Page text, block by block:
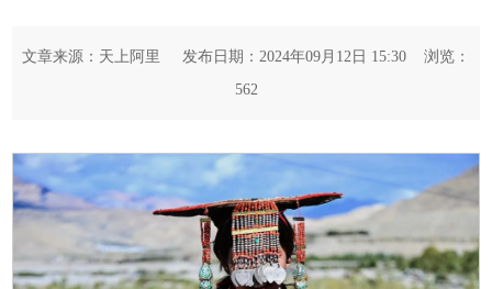
文章来源：天上阿里 发布日期：2024年09月12日 15:30 浏览：
562